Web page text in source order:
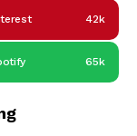
42k
65k